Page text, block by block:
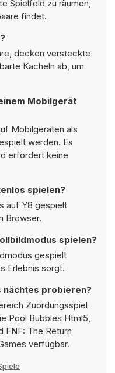
Spielfeld zu räumen,
findet.
decken versteckte
Kacheln ab, um
Mobilgerät
Mobilgeräten als
werden. Es
erfordert keine
spielen?
auf Y8 gespielt
Browser.
spielen?
gespielt
Erlebnis sorgt.
nächtes probieren?
Zuordungsspiel
Pool Bubbles Html5,
FNF: The Return
verfügbar.